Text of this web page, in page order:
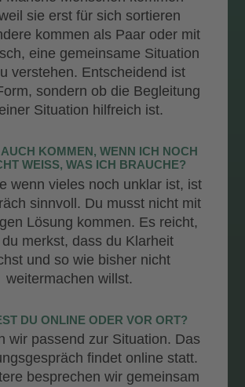
sie erst für sich sortieren
kommen als Paar oder mit
eine gemeinsame Situation
verstehen. Entscheidend ist
sondern ob die Begleitung
Situation hilfreich ist.
KOMMEN, WENN ICH NOCH
WEISS, WAS ICH BRAUCHE?
wenn vieles noch unklar ist, ist
sinnvoll. Du musst nicht mit
Lösung kommen. Es reicht,
merkst, dass du Klarheit
und so wie bisher nicht
weitermachen willst.
DU ONLINE ODER VOR ORT?
wir passend zur Situation. Das
findet online statt.
besprechen wir gemeinsam